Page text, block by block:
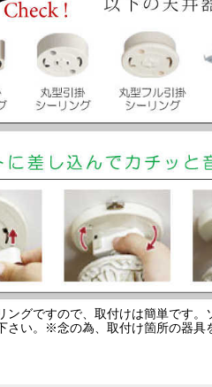
ングですので、取付けは簡単です
さい。※念の為、取付け箇所の器具